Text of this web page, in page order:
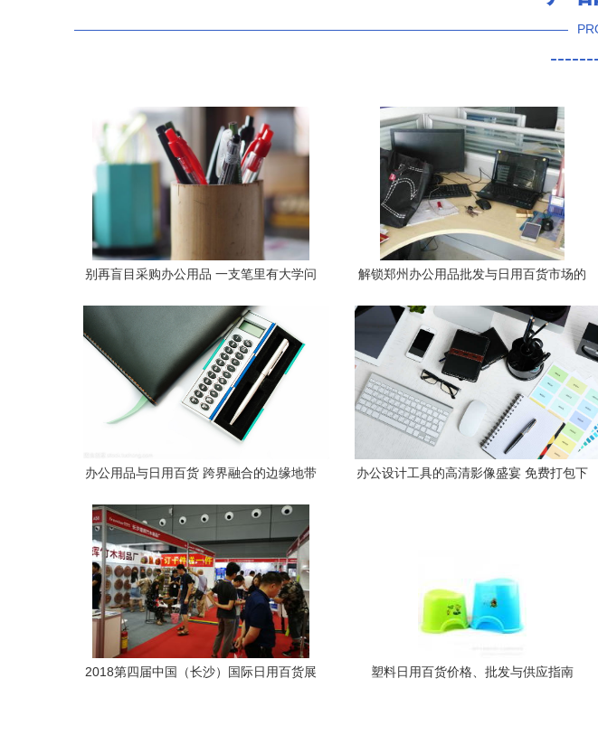
别再盲目采购办公用品 一支笔里有大学问
解锁郑州办公用品批发与日用百货市场的
办公用品与日用百货 跨界融合的边缘地带
办公设计工具的高清影像盛宴 免费打包下
2018第四届中国（长沙）国际日用百货展
塑料日用百货价格、批发与供应指南